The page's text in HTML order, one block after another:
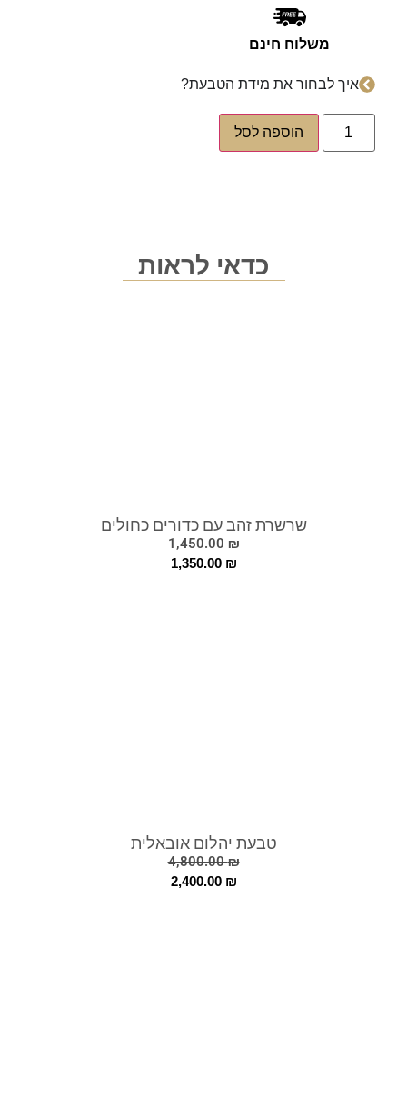
משלוח חינם
איך לבחור את מידת הטבעת?
הוספה לסל
כדאי לראות
שרשרת זהב עם כדורים כחולים
1,450.00₪
1,350.00 ₪
טבעת יהלום אובאלית
4,800.00₪
2,400.00 ₪